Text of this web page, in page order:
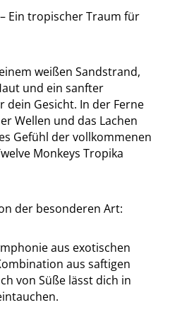
Ein tropischer Traum für
weißen Sandstrand,
und ein sanfter
Gesicht. In der Ferne
Wellen und das Lachen
Gefühl der vollkommenen
Monkeys Tropika
der besonderen Art:
aus exotischen
aus saftigen
von Süße lässt dich in